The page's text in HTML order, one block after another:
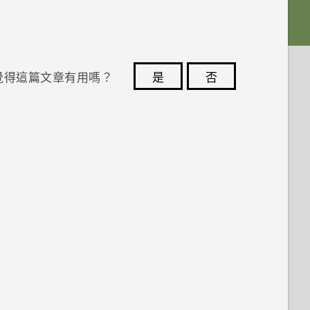
得這篇文章有用嗎？ 是
否